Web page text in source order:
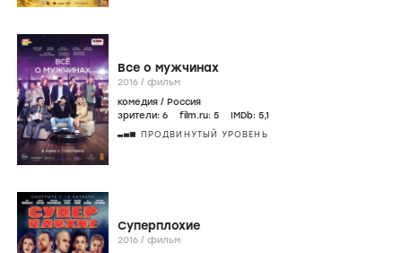
Все о мужчинах
2016 / фильм
комедия / Россия
зрители: 6 film.ru: 5 IMDb: 5,1
ПРОДВИНУТЫЙ УРОВЕНЬ
Суперплохие
2016 / фильм